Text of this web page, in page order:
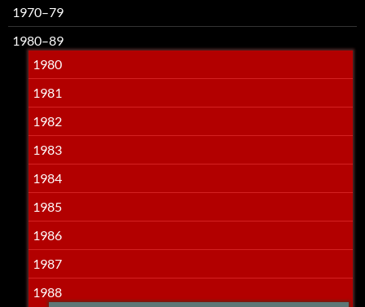
1970–79
1980–89
1980
1981
1982
1983
1984
1985
1986
1987
1988